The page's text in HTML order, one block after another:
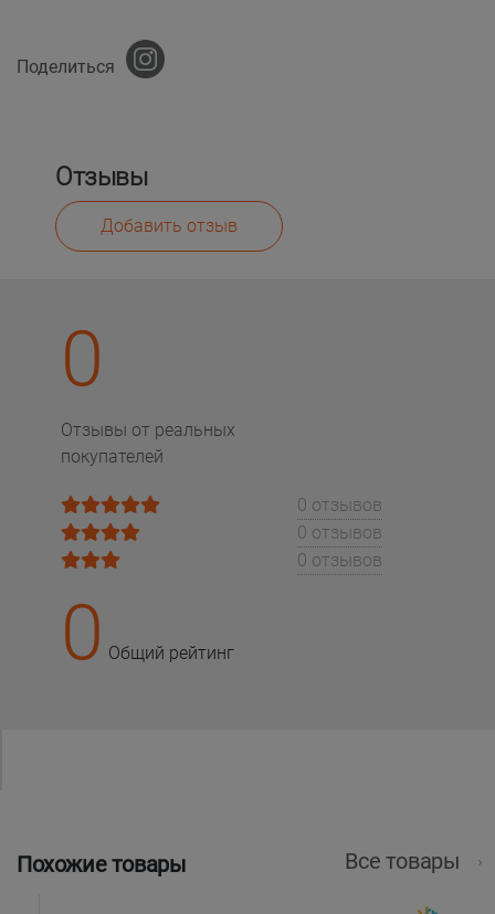
Поделиться
Отзывы
Добавить отзыв
0
Отзывы от реальных
покупателей
0 отзывов
0 отзывов
0 отзывов
0 Общий рейтинг
Похожие товары Все товары